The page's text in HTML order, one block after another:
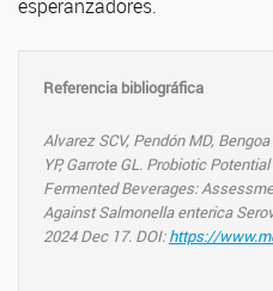
esperanzadores.
Referencia bibliográfica
Alvarez SCV, Pendón MD,
YP, Garrote GL. Probiotic
Fermented Beverages:
Against Salmonella enterica
2024 Dec 17. DOI:https://